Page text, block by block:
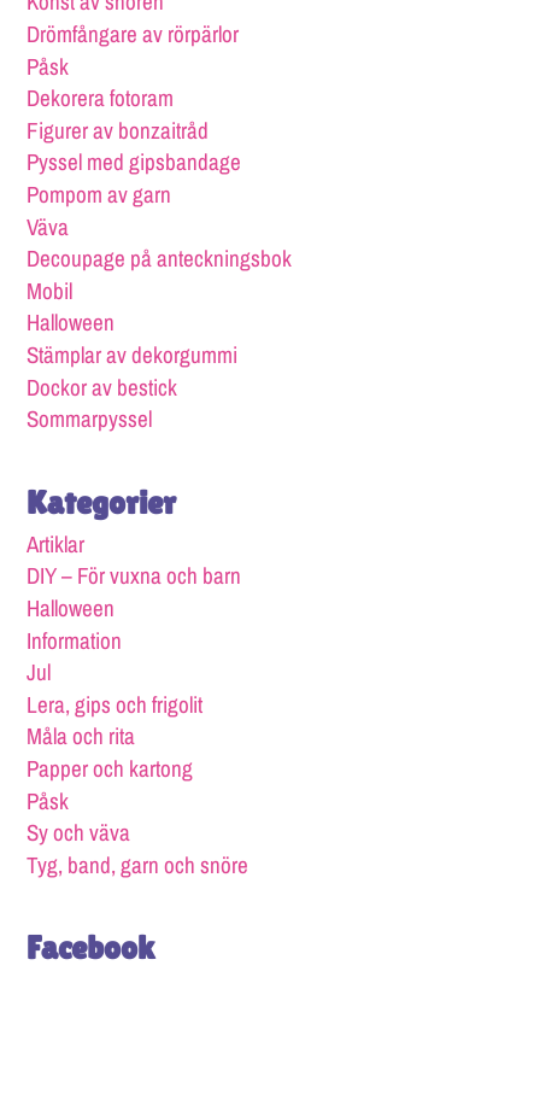
Drömfångare av rörpärlor
Påsk
Dekorera fotoram
Figurer av bonzaitråd
Pyssel med gipsbandage
Pompom av garn
Väva
Decoupage på anteckningsbok
Mobil
Halloween
Stämplar av dekorgummi
Dockor av bestick
Sommarpyssel
Kategorier
Artiklar
DIY – För vuxna och barn
Halloween
Information
Jul
Lera, gips och frigolit
Måla och rita
Papper och kartong
Påsk
Sy och väva
Tyg, band, garn och snöre
Facebook